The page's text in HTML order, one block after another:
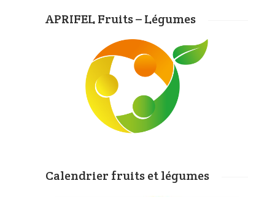
APRIFEL Fruits – Légumes
Calendrier fruits et légumes